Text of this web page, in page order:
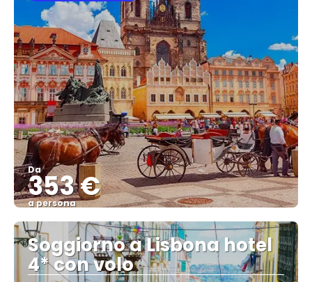
Da
353 €
a persona
Vedere
Soggiorno a Lisbona hotel
4* con volo